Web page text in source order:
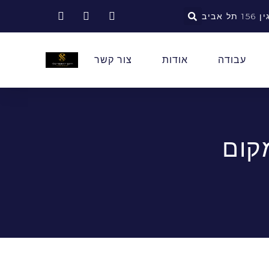
עבודה אודות צור קשר